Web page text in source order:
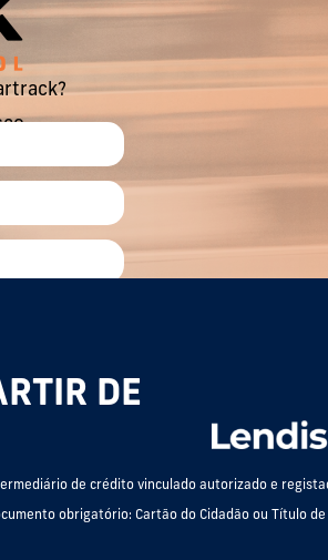
DE
de crédito vinculado autorizado e
obrigatório: Cartão do Cidadão ou Título de